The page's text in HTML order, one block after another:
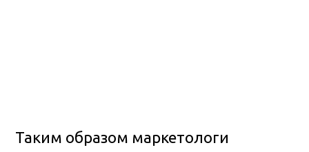
Таким образом маркетологи